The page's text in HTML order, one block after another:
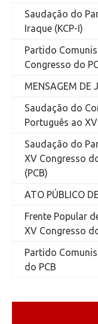
Saudação do
Iraque (KCP-I)
Partido
Congresso do
MENSAGEM DE
Saudação do
Português ao
Saudação do
XV Congresso
(PCB)
ATO PÚBLICO
Frente Popular
XV Congresso
Partido
do PCB